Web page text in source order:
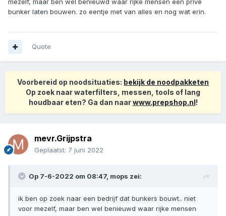
mezelf, maar ben wel benieuwd waar rijke mensen een privé
bunker laten bouwen. zo eentje met van alles en nog wat erin.
Quote
Voorbereid op noodsituaties: bekijk de noodpakketen
Op zoek naar waterfilters, messen, tools of lang
houdbaar eten? Ga dan naarwww.prepshop.nl!
mevr.Grijpstra
Geplaatst: 7 juni 2022
Op 7-6-2022 om 08:47, mops zei:
ik ben op zoek naar een bedrijf dat bunkers bouwt.. niet
voor mezelf, maar ben wel benieuwd waar rijke mensen